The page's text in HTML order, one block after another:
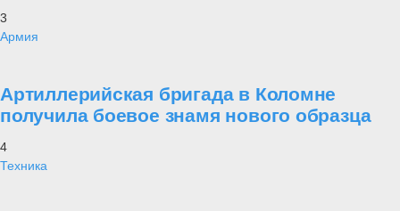
3
Армия
Артиллерийская бригада в Коломне
получила боевое знамя нового образца
4
Техника